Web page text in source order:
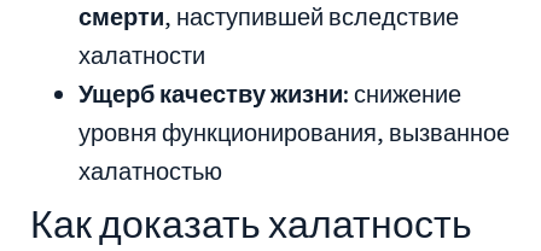
смерти, наступившей вследствие
халатности
Ущерб качеству жизни:снижение
уровня функционирования, вызванное
халатностью
Как доказать халатность